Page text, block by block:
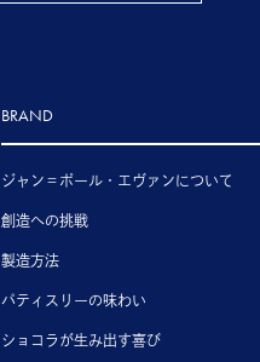
BRAND
ジャン＝ポール・エヴァンについて
創造への挑戦
製造方法
パティスリーの味わい
ショコラが生み出す喜び